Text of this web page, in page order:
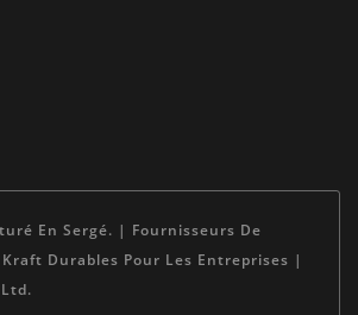
En Sergé. | Fournisseurs De
Durables Pour Les Entreprises |